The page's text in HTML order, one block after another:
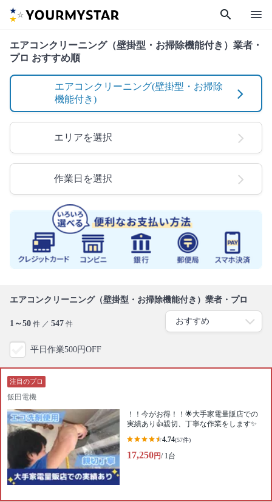
search menu
エアコンクリーニング（壁掛型・お掃除機能付き）業者・
プロ おすすめ順
エアコンクリーニング(壁掛型・お掃除
機能付き)
エリアを選択
作業日を選択
エアコンクリーニング（壁掛型・お掃除機能付き）業者・プロ
1～50 件 ／ 547 件
平日作業500円OFF
注目のプロ
飯田電機
！！今がお得！！🌟大手家電量販店での
実績あり👍親切、丁寧な作業をします✨
4.74(57件)
17,250円/ 1台